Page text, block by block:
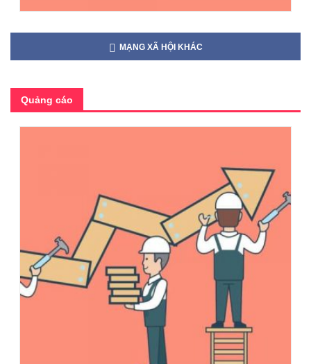
MẠNG XÃ HỘI KHÁC
Quảng cáo